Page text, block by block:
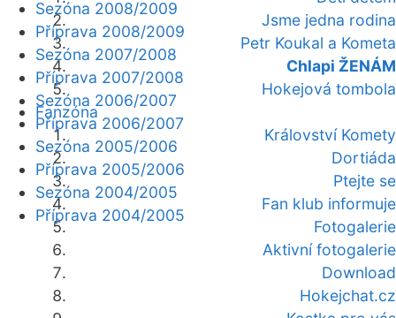
Jsme jedna rodina
Petr Koukal a Kometa
Chlapi ŽENÁM
Hokejová tombola
Fanzóna
Království Komety
Dortiáda
Ptejte se
Fan klub informuje
Fotogalerie
Aktivní fotogalerie
Download
Hokejchat.cz
Sezóna 2008/2009
Příprava 2008/2009
Sezóna 2007/2008
Příprava 2007/2008
Sezóna 2006/2007
Příprava 2006/2007
Sezóna 2005/2006
Příprava 2005/2006
Sezóna 2004/2005
Příprava 2004/2005